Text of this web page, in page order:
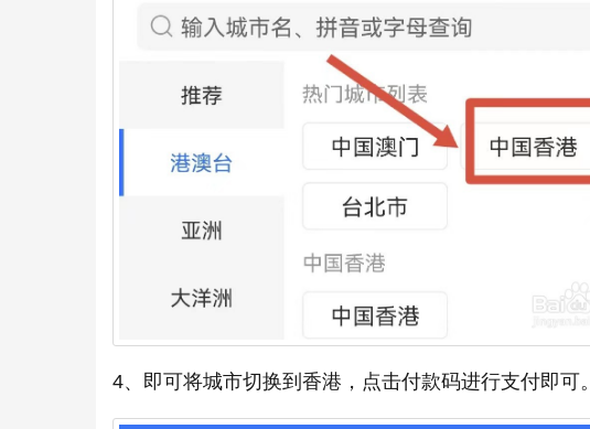
4、即可将城市切换到香港，点击付款码进行支付即可。